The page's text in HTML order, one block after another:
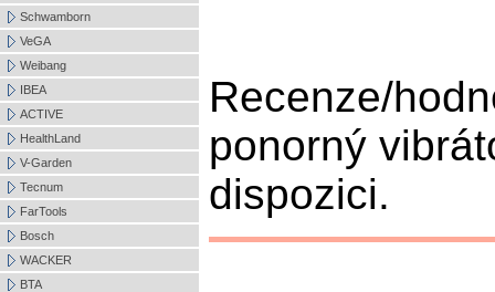
Schwamborn
VeGA
Weibang
IBEA
ACTIVE
HealthLand
V-Garden
Tecnum
FarTools
Bosch
WACKER
BTA
Recenze/
ponorný
dispozici.